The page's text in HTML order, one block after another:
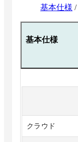
基本仕様 /
基本仕様
クラウド